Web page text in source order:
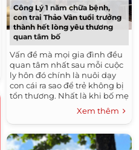
Công Lý 1 năm chữa bệnh,
con trai Thảo Vân tuổi trưởng
thành hết lòng yêu thương
quan tâm bố
Vấn đề mà mọi gia đình đều
quan tâm nhất sau mỗi cuộc
ly hôn đó chính là nuôi dạy
con cái ra sao để trẻ không bị
tổn thương. Nhất là khi bố mẹ
đi thêm bước nữa, những
Xem thêm